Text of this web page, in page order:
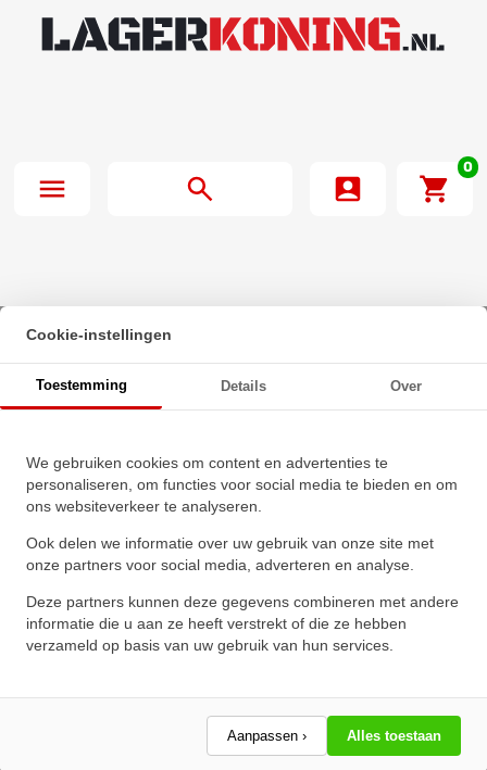
0
Beginpagina·
SKF Speedi Sleeve 99306 (78x88.09x22.23mm)
Cookie-instellingen
Toestemming Details Over
We gebruiken cookies om content en advertenties te
personaliseren, om functies voor social media te bieden en om
ons websiteverkeer te analyseren.
Ook delen we informatie over uw gebruik van onze site met
onze partners voor social media, adverteren en analyse.
Deze partners kunnen deze gegevens combineren met andere
informatie die u aan ze heeft verstrekt of die ze hebben
verzameld op basis van uw gebruik van hun services.
Aanpassen › Alles toestaan
SKF Speedi Sleeve 99306
(78x88.09x22.23mm)
★★★★★
★★★★★
Schrijf een review!